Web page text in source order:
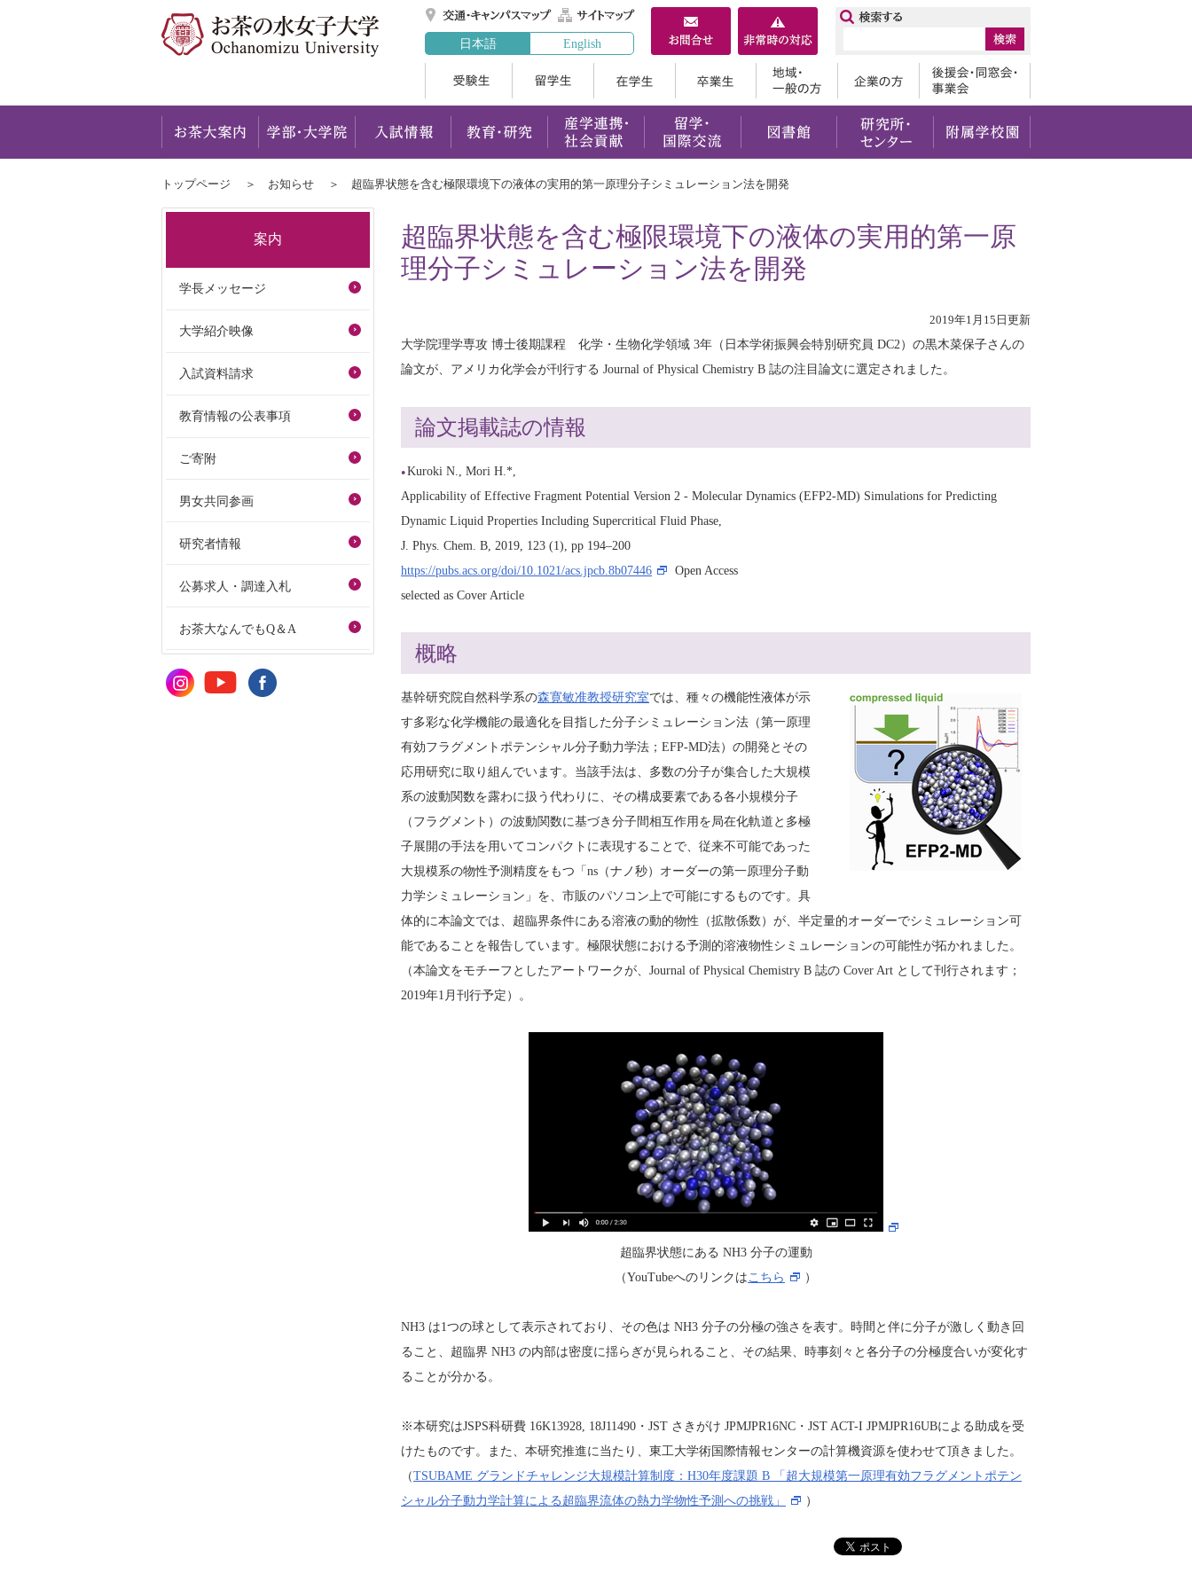
交通・キャンパスマップ
サイトマップ
日本語
English
在学生 地域・一般の方企業の方
お茶大案内 入試情報 教育・研究 産学連携・社会貢献留学・国際交流
トップページ お知らせ 超臨界状態を含む極限環境下の液体の実用的第一原理分子シミュレーション法を開発
超臨界状態を含む極限環境下の液体の実用的第一原
理分子シミュレーション法を開発
2019年1月15日更新
大学院理学専攻 博士後期課程 化学・生物化学領域 3年（日本学術振興会特別研究員 DC2）の黒木菜保子さんの
論文が、アメリカ化学会が刊行する Journal of Physical Chemistry B 誌の注目論文に選定されました。
論文掲載誌の情報
Kuroki N., Mori H.*,
Applicability of Effective Fragment Potential Version 2 - Molecular Dynamics (EFP2-MD) Simulations for Predicting
Dynamic Liquid Properties Including Supercritical Fluid Phase,
J. Phys. Chem. B, 2019, 123 (1), pp 194–200
https://pubs.acs.org/doi/10.1021/acs.jpcb.8b07446
Open Access
selected as Cover Article
概略
基幹研究院自然科学系の森寛敏准教授研究室では、種々の機能性液体が示
す多彩な化学機能の最適化を目指した分子シミュレーション法（第一原理
有効フラグメントポテンシャル分子動力学法；EFP-MD法）の開発とその
応用研究に取り組んでいます。当該手法は、多数の分子が集合した大規模
系の波動関数を露わに扱う代わりに、その構成要素である各小規模分子
（フラグメント）の波動関数に基づき分子間相互作用を局在化軌道と多極
子展開の手法を用いてコンパクトに表現することで、従来不可能であった
大規模系の物性予測精度をもつ「ns（ナノ秒）オーダーの第一原理分子動
力学シミュレーション」を、市販のパソコン上で可能にするものです。具
体的に本論文では、超臨界条件にある溶液の動的物性（拡散係数）が、半定量的オーダーでシミュレーション可
能であることを報告しています。極限状態における予測的溶液物性シミュレーションの可能性が拓かれました。
（本論文をモチーフとしたアートワークが、Journal of Physical Chemistry B 誌の Cover Art として刊行されます；
2019年1月刊行予定）。
超臨界状態にある NH3 分子の運動
（YouTubeへのリンクはこちら ）
NH3 は1つの球として表示されており、その色は NH3 分子の分極の強さを表す。時間と伴に分子が激しく動き回
ること、超臨界 NH3 の内部は密度に揺らぎが見られること、その結果、時事刻々と各分子の分極度合いが変化す
ることが分かる。
※本研究はJSPS科研費 16K13928, 18J11490・JST さきがけ JPMJPR16NC・JST ACT-I JPMJPR16UBによる助成を受
けたものです。また、本研究推進に当たり、東工大学術国際情報センターの計算機資源を使わせて頂きました。
（TSUBAME グランドチャレンジ大規模計算制度：H30年度課題 B 「超大規模第一原理有効フラグメントポテン
シャル分子動力学計算による超臨界流体の熱力学物性予測への挑戦」
）
案内
学長メッセージ
大学紹介映像
入試資料請求
教育情報の公表事項
ご寄附
男女共同参画
研究者情報
公募求人・調達入札
お茶大なんでもQ＆A